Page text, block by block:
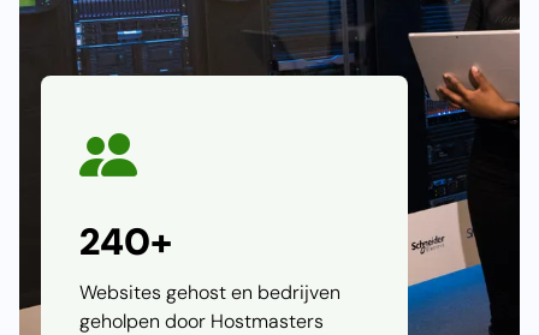
240+
Websites gehost en bedrijven
geholpen door Hostmasters